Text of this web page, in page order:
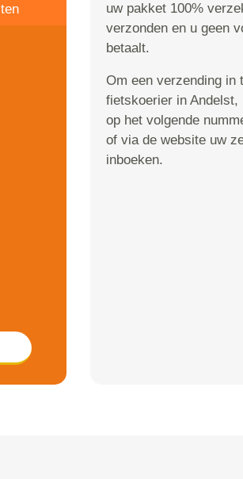
uw pakket 100%
verzonden en u geen
betaalt.
Om een verzending in
fietskoerier in Andelst,
op het volgende
of via de website uw
inboeken.